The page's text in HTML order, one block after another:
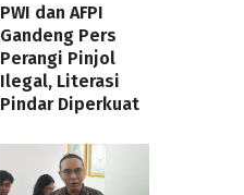
PWI dan AFPI
Gandeng Pers
Perangi Pinjol
Ilegal, Literasi
Pindar Diperkuat